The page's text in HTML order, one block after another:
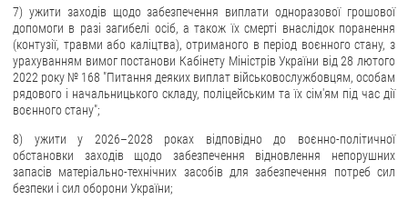
7) ужити заходів щодо забезпечення виплати одноразової грошової
допомоги в разі загибелі осіб, а також їх смерті внаслідок поранення
(контузії, травми або каліцтва), отриманого в період воєнного стану, з
урахуванням вимог постанови Кабінету Міністрів України від 28 лютого
2022 року № 168 "Питання деяких виплат військовослужбовцям, особам
рядового і начальницького складу, поліцейським та їх сім'ям під час дії
воєнного стану";
8) ужити у 2026–2028 роках відповідно до воєнно-політичної
обстановки заходів щодо забезпечення відновлення непорушних
запасів матеріально-технічних засобів для забезпечення потреб сил
безпеки і сил оборони України;